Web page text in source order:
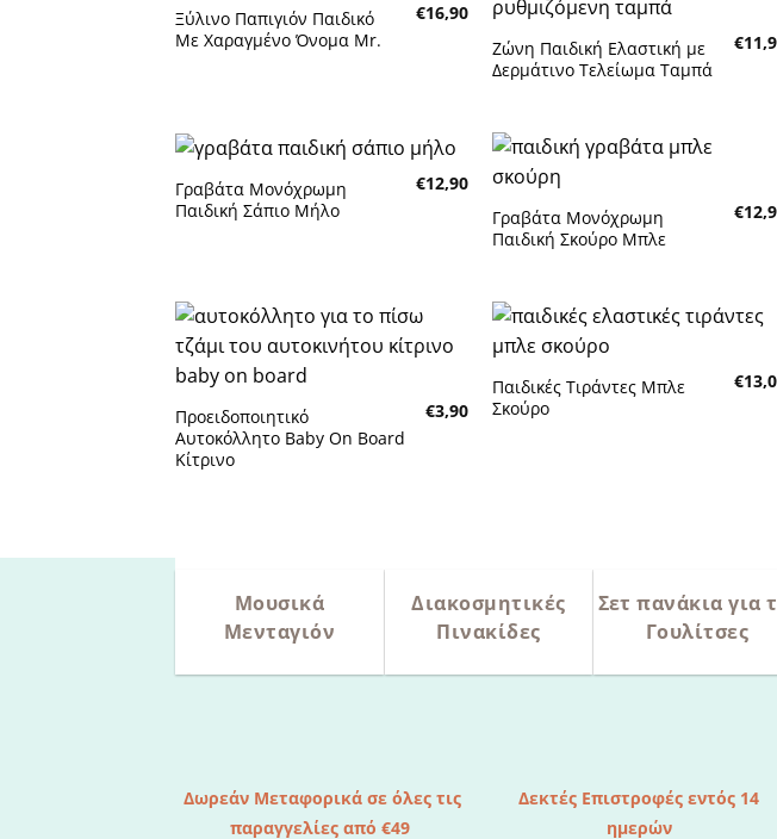
στην λίστα
Ξύλινο Παπιγιόν Παιδικό
Με Χαραγμένο Όνομα Mr.
€16,90
Ζώνη Παιδική Ελαστική με
Δερμάτινο Τελείωμα Ταμπά
€
Γραβάτα Μονόχρωμη
Παιδική Σάπιο Μήλο
€12,90
στην λίστα
Γραβάτα Μονόχρωμη
Παιδική Σκούρο Μπλε
€
Προειδοποιητικό
Αυτοκόλλητο Baby On Board
Κίτρινο
€3,90
στην λίστα
Παιδικές Τιράντες Μπλε
Σκούρο
€
Μουσικά
Μενταγιόν
Διακοσμητικές
Πινακίδες
Σετ πανάκια για
Γουλίτσες
Δωρεάν Μεταφορικά σε όλες τις
παραγγελίες από €49
Δεκτές Επιστροφές εντός 14
ημερών